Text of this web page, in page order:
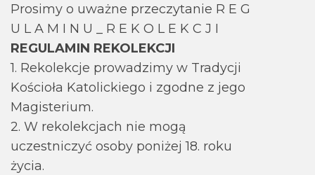
Prosimy o uważne przeczytanie R E G
U L A M I N U _ R E K O L E K C J I
REGULAMIN REKOLEKCJI
1. Rekolekcje prowadzimy w Tradycji
Kościoła Katolickiego i zgodne z jego
Magisterium.
2. W rekolekcjach nie mogą
uczestniczyć osoby poniżej 18. roku
życia.